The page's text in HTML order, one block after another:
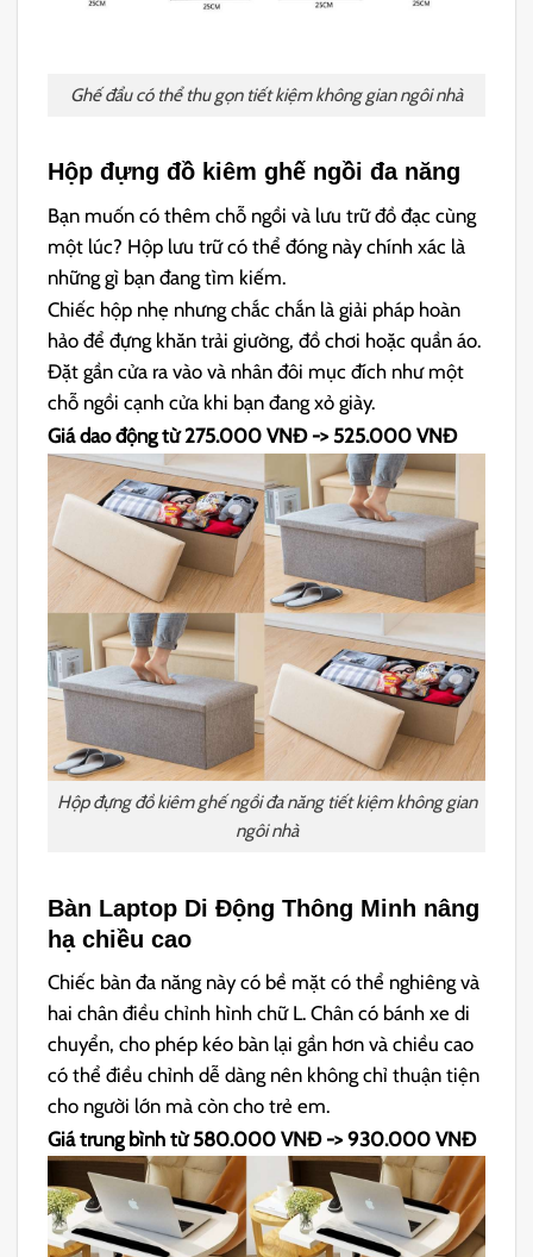
Ghế đẩu có thể thu gọn tiết kiệm không gian ngôi nhà
Hộp đựng đồ kiêm ghế ngồi đa năng
Bạn muốn có thêm chỗ ngồi và lưu trữ đồ đạc cùng
một lúc? Hộp lưu trữ có thể đóng này chính xác là
những gì bạn đang tìm kiếm.
Chiếc hộp nhẹ nhưng chắc chắn là giải pháp hoàn
hảo để đựng khăn trải giường, đồ chơi hoặc quần áo.
Đặt gần cửa ra vào và nhân đôi mục đích như một
chỗ ngồi cạnh cửa khi bạn đang xỏ giày.
Giá dao động từ 275.000 VNĐ -> 525.000 VNĐ
Hộp đựng đồ kiêm ghế ngồi đa năng tiết kiệm không gian
ngôi nhà
Bàn Laptop Di Động Thông Minh nâng
hạ chiều cao
Chiếc bàn đa năng này có bề mặt có thể nghiêng và
hai chân điều chỉnh hình chữ L. Chân có bánh xe di
chuyển, cho phép kéo bàn lại gần hơn và chiều cao
có thể điều chỉnh dễ dàng nên không chỉ thuận tiện
cho người lớn mà còn cho trẻ em.
Giá trung bình từ 580.000 VNĐ -> 930.000 VNĐ